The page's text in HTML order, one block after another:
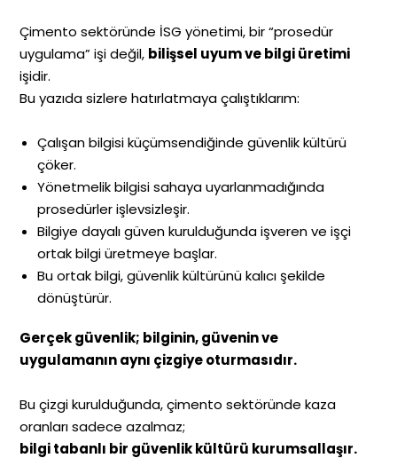
Çimento sektöründe İSG yönetimi, bir “prosedür
uygulama” işi değil, bilişsel uyum ve bilgi üretimi
işidir.
Bu yazıda sizlere hatırlatmaya çalıştıklarım:
Çalışan bilgisi küçümsendiğinde güvenlik kültürü
çöker.
Yönetmelik bilgisi sahaya uyarlanmadığında
prosedürler işlevsizleşir.
Bilgiye dayalı güven kurulduğunda işveren ve işçi
ortak bilgi üretmeye başlar.
Bu ortak bilgi, güvenlik kültürünü kalıcı şekilde
dönüştürür.
Gerçek güvenlik; bilginin, güvenin ve
uygulamanın aynı çizgiye oturmasıdır.
Bu çizgi kurulduğunda, çimento sektöründe kaza
oranları sadece azalmaz;
bilgi tabanlı bir güvenlik kültürü kurumsallaşır.